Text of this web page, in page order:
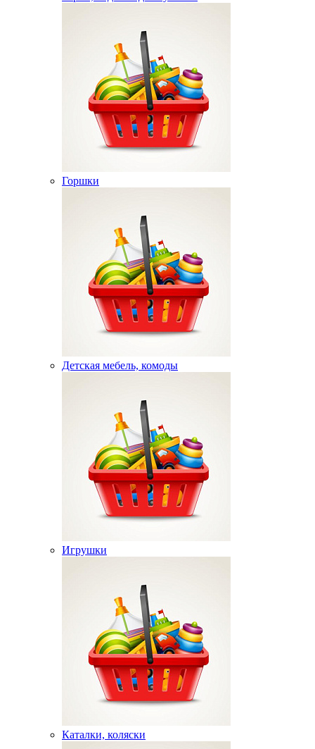
Горшки
Детская мебель, комоды
Игрушки
Каталки, коляски